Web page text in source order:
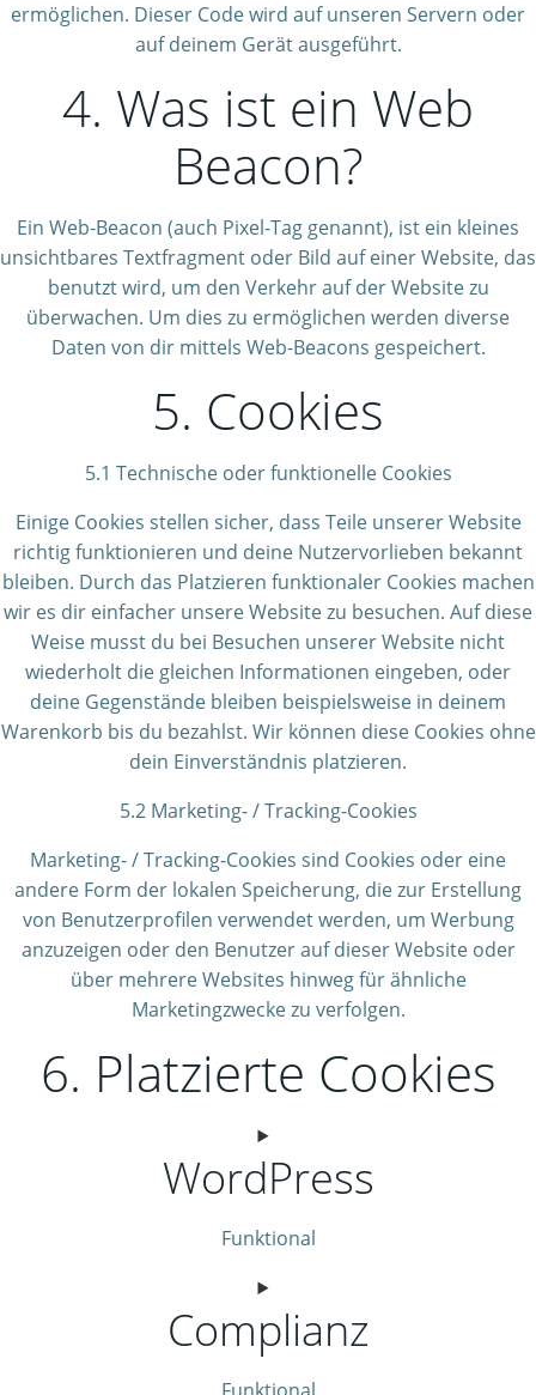
ermöglichen. Dieser Code wird auf unseren Servern oder
auf deinem Gerät ausgeführt.
4. Was ist ein Web
Beacon?
Ein Web-Beacon (auch Pixel-Tag genannt), ist ein kleines
unsichtbares Textfragment oder Bild auf einer Website, das
benutzt wird, um den Verkehr auf der Website zu
überwachen. Um dies zu ermöglichen werden diverse
Daten von dir mittels Web-Beacons gespeichert.
5. Cookies
5.1 Technische oder funktionelle Cookies
Einige Cookies stellen sicher, dass Teile unserer Website
richtig funktionieren und deine Nutzervorlieben bekannt
bleiben. Durch das Platzieren funktionaler Cookies machen
wir es dir einfacher unsere Website zu besuchen. Auf diese
Weise musst du bei Besuchen unserer Website nicht
wiederholt die gleichen Informationen eingeben, oder
deine Gegenstände bleiben beispielsweise in deinem
Warenkorb bis du bezahlst. Wir können diese Cookies ohne
dein Einverständnis platzieren.
5.2 Marketing- / Tracking-Cookies
Marketing- / Tracking-Cookies sind Cookies oder eine
andere Form der lokalen Speicherung, die zur Erstellung
von Benutzerprofilen verwendet werden, um Werbung
anzuzeigen oder den Benutzer auf dieser Website oder
über mehrere Websites hinweg für ähnliche
Marketingzwecke zu verfolgen.
6. Platzierte Cookies
WordPress
Funktional
Consent
service
wordpress
Complianz